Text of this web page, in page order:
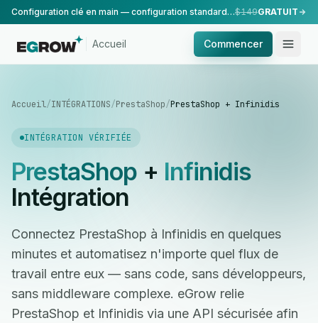
Configuration clé en main — configuration standard, réalisée par notre équipe.$149GRATUIT
Accueil Commencer
Accueil/INTÉGRATIONS/PrestaShop/PrestaShop + Infinidis
INTÉGRATION VÉRIFIÉE
PrestaShop+ Infinidis
Intégration
Connectez PrestaShop à Infinidis en quelques
minutes et automatisez n'importe quel flux de
travail entre eux — sans code, sans développeurs,
sans middleware complexe. eGrow relie
PrestaShop et Infinidis via une API sécurisée afin